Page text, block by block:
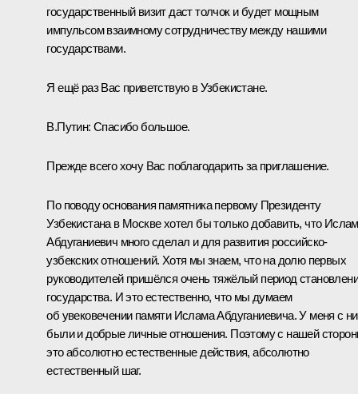
государственный визит даст толчок и будет мощным
импульсом взаимному сотрудничеству между нашими
государствами.
Я ещё раз Вас приветствую в Узбекистане.
В.Путин: Спасибо большое.
Прежде всего хочу Вас поблагодарить за приглашение.
По поводу основания памятника первому Президенту
Узбекистана в Москве хотел бы только добавить, что Ислам
Абдуганиевич много сделал и для развития российско-
узбекских отношений. Хотя мы знаем, что на долю первых
руководителей пришёлся очень тяжёлый период
государства. И это естественно, что мы думаем
об увековечении памяти Ислама Абдуганиевича. У меня с
были и добрые личные отношения. Поэтому с нашей
это абсолютно естественные действия, абсолютно
естественный шаг.